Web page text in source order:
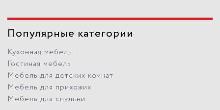
Популярные категории
Кухонная мебель
Гостиная мебель
Мебель для детских комнат
Мебель для прихожих
Мебель для спальни